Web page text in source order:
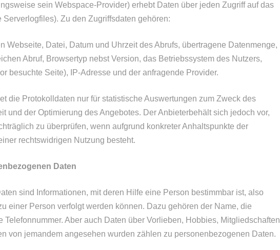
sein Webspace-Provider) erhebt Daten über jeden Zugriff auf das
Serverlogfiles). Zu den Zugriffsdaten gehören:
Webseite, Datei, Datum und Uhrzeit des Abrufs, übertragene Datenmenge,
Abruf, Browsertyp nebst Version, das Betriebssystem des Nutzers,
besuchte Seite), IP-Adresse und der anfragende Provider.
die Protokolldaten nur für statistische Auswertungen zum Zweck des
und der Optimierung des Angebotes. Der Anbieterbehält sich jedoch vor,
zu überprüfen, wenn aufgrund konkreter Anhaltspunkte der
rechtswidrigen Nutzung besteht.
Daten
sind Informationen, mit deren Hilfe eine Person bestimmbar ist, also
einer Person verfolgt werden können. Dazu gehören der Name, die
Telefonnummer. Aber auch Daten über Vorlieben, Hobbies, Mitgliedschaften
von jemandem angesehen wurden zählen zu personenbezogenen Daten.